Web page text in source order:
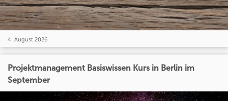
4. August 2026
Projektmanagement Basiswissen Kurs in Berlin im
September